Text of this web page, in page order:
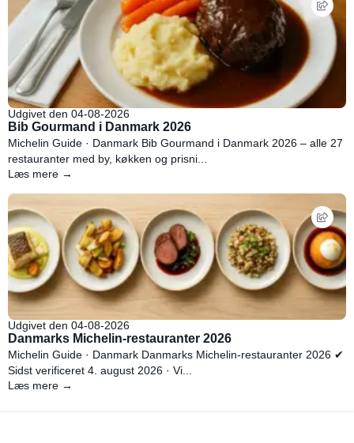
Udgivet den 04-08-2026
Bib Gourmand i Danmark 2026
Michelin Guide · Danmark Bib Gourmand i Danmark 2026 – alle 27
restauranter med by, køkken og prisni...
Læs mere →
Udgivet den 04-08-2026
Danmarks Michelin-restauranter 2026
Michelin Guide · Danmark Danmarks Michelin-restauranter 2026 ✔
Sidst verificeret 4. august 2026 · Vi...
Læs mere →